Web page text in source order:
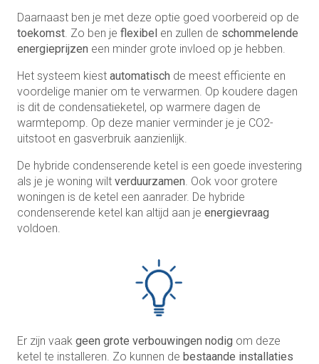
Daarnaast ben je met deze optie goed voorbereid op de
toekomst. Zo ben je flexibel en zullen de schommelende
energieprijzen een minder grote invloed op je hebben.
Het systeem kiest automatisch de meest efficiente en
voordelige manier om te verwarmen. Op koudere dagen
is dit de condensatieketel, op warmere dagen de
warmtepomp. Op deze manier verminder je je CO2-
uitstoot en gasverbruik aanzienlijk.
De hybride condenserende ketel is een goede investering
als je je woning wilt verduurzamen. Ook voor grotere
woningen is de ketel een aanrader. De hybride
condenserende ketel kan altijd aan je energievraag
voldoen.
Er zijn vaak geen grote verbouwingen nodig om deze
ketel te installeren. Zo kunnen de bestaande installaties